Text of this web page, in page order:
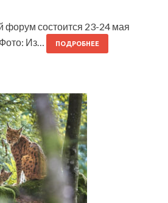
состоится 23-24 мая
Из…
ПОДРОБНЕЕ